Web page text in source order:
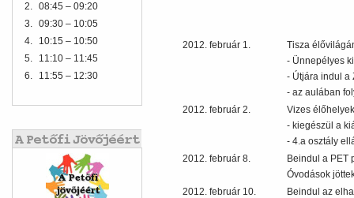
2. 08:45 – 09:20
3. 09:30 – 10:05
4.
10:15 – 10:50
5.
11:10 – 11:45
6.
11:55 – 12:30
2012. február 1.
Tisza
- Ünnepélyes
- Útjára indul a
- az aulában
2012. február 2.
Vizes
- kiegészül a
- 4.a osztály
2012. február 8.
Beindul a PET
Óvodások
2012. február 10.
Beindul az